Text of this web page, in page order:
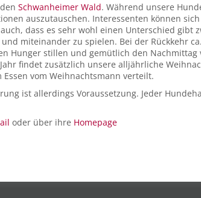
Schwanheimer Wald. Während unsere
auszutauschen. Interessenten können
dass es sehr wohl einen Unterschied
miteinander zu spielen. Bei der Rückkehr
Hunger stillen und gemütlich den Nachmittag
findet zusätzlich unsere alljährliche
vom Weihnachtsmann verteilt.
ist allerdings Voraussetzung. Jeder
oder über ihre Homepage